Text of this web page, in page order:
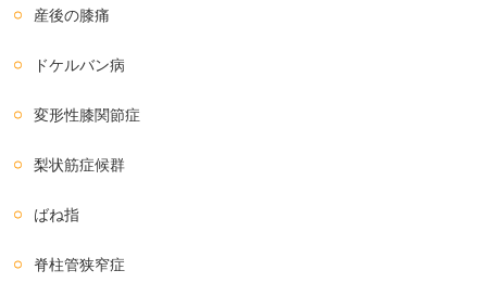
産後の膝痛
ドケルバン病
変形性膝関節症
梨状筋症候群
ばね指
脊柱管狭窄症